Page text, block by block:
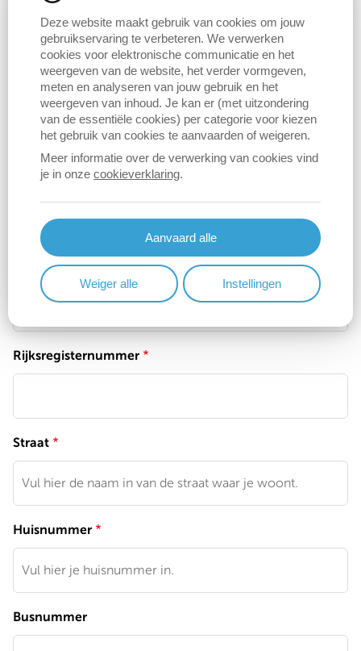
'Aanmelden' en vervolgens nogmaals op 'Aanmelden' in
de zwarte balk. Volg daarna de instructies.
Voornaam
Familienaam
Rijksregisternummer
Straat
Huisnummer
Busnummer
Deze website maakt gebruik van cookies om jouw
gebruikservaring te verbeteren. We verwerken
cookies voor elektronische communicatie en het
weergeven van de website, het verder vormgeven,
meten en analyseren van jouw gebruik en het
weergeven van inhoud. Je kan er (met uitzondering
van de essentiële cookies) per categorie voor kiezen
het gebruik van cookies te aanvaarden of weigeren.
Meer informatie over de verwerking van cookies vind
je in onze cookieverklaring.
Aanvaard alle
Weiger alle Instellingen